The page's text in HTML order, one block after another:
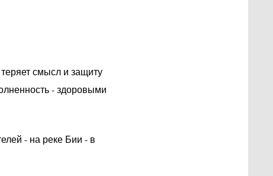
смысл и защиту
- здоровыми
- на реке Бии - в